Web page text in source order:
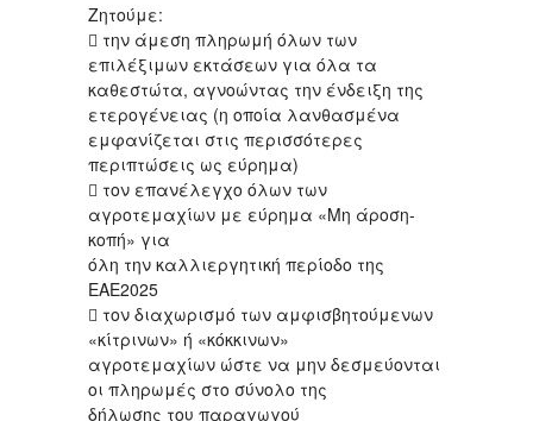
Ζητούμε:
 την άμεση πληρωμή όλων των
επιλέξιμων εκτάσεων για όλα τα
καθεστώτα, αγνοώντας την ένδειξη της
ετερογένειας (η οποία λανθασμένα
εμφανίζεται στις περισσότερες
περιπτώσεις ως εύρημα)
 τον επανέλεγχο όλων των
αγροτεμαχίων με εύρημα «Μη άροση-
κοπή» για
όλη την καλλιεργητική περίοδο της
ΕΑΕ2025
 τον διαχωρισμό των αμφισβητούμενων
«κίτρινων» ή «κόκκινων»
αγροτεμαχίων ώστε να μην δεσμεύονται
οι πληρωμές στο σύνολο της
δήλωσης του παραγωγού